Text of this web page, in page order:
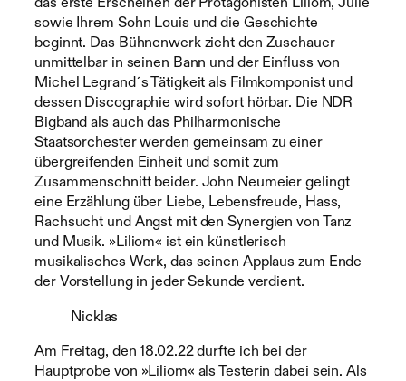
sowie Ihrem Sohn Louis und die Geschichte
beginnt. Das Bühnenwerk zieht den Zuschauer
unmittelbar in seinen Bann und der Einfluss von
Michel Legrand´s Tätigkeit als Filmkomponist und
dessen Discographie wird sofort hörbar. Die NDR
Bigband als auch das Philharmonische
Staatsorchester werden gemeinsam zu einer
übergreifenden Einheit und somit zum
Zusammenschnitt beider. John Neumeier gelingt
eine Erzählung über Liebe, Lebensfreude, Hass,
Rachsucht und Angst mit den Synergien von Tanz
und Musik. »Liliom« ist ein künstlerisch
musikalisches Werk, das seinen Applaus zum Ende
der Vorstellung in jeder Sekunde verdient.
Nicklas
Am Freitag, den 18.02.22 durfte ich bei der
Hauptprobe von »Liliom« als Testerin dabei sein. Als